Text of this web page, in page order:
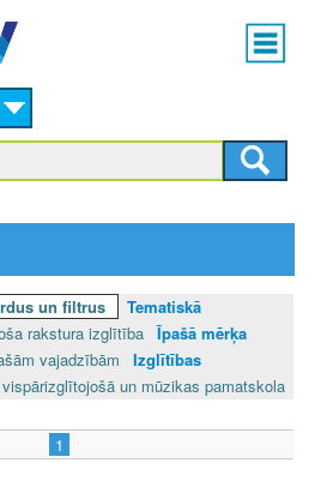
Main
menu
un filtrus
Tematiskā
rakstura izglītība Īpašā mērķa
vajadzībām
Izglītības
un mūzikas pamatskola
1